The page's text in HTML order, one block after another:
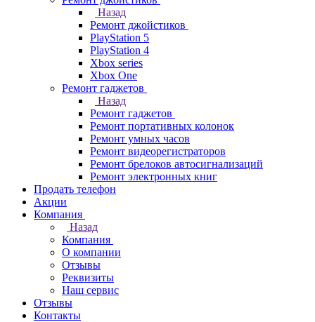
Назад
Ремонт джойстиков
PlayStation 5
PlayStation 4
Xbox series
Xbox One
Ремонт гаджетов
Назад
Ремонт гаджетов
Ремонт портативных колонок
Ремонт умных часов
Ремонт видеорегистраторов
Ремонт брелоков автосигнализаций
Ремонт электронных книг
Продать телефон
Акции
Компания
Назад
Компания
О компании
Отзывы
Реквизиты
Наш сервис
Отзывы
Контакты